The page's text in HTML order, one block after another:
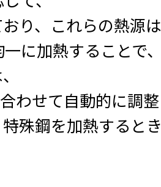
り、これらの熱源は
に加熱することで、
せて自動的に調整
殊鋼を加熱するとき